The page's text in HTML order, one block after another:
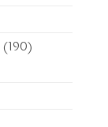
(190)